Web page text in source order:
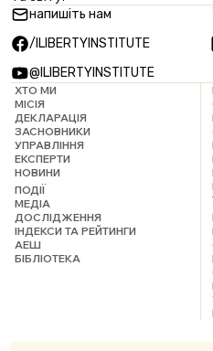
напишіть нам
/ILIBERTYINSTITUTE
@ILIBERTYINSTITUTE
ХТО МИ
МІСІЯ
ДЕКЛАРАЦІЯ
ЗАСНОВНИКИ
УПРАВЛІННЯ
ЕКСПЕРТИ
НОВИНИ
ПОДІЇ
МЕДІА
ДОСЛІДЖЕННЯ
ІНДЕКСИ ТА РЕЙТИНГИ
АЕШ
БІБЛІОТЕКА